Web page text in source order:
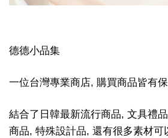
德德小品集
一位台灣專業商店, 購買商品皆有
結合了日韓最新流行商品, 文具禮
商品, 特殊設計品, 還有很多素材可